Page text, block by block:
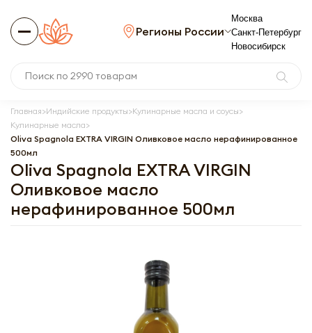
Регионы России
Москва
Санкт-Петербург
Новосибирск
Главная Индийские продукты Кулинарные масла и соусы
Кулинарные масла
Oliva Spagnola EXTRA VIRGIN Оливковое масло нерафинированное
500мл
Oliva Spagnola EXTRA VIRGIN
Оливковое масло
нерафинированное 500мл